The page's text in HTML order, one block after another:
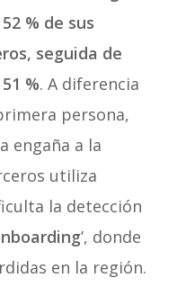
% de sus
seguida de
%. A diferencia
persona,
engaña a la
utiliza
la detección
’, donde
en la región.